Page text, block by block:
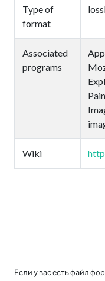
Type of
format
Associated
programs
Wiki
Если у вас есть файл